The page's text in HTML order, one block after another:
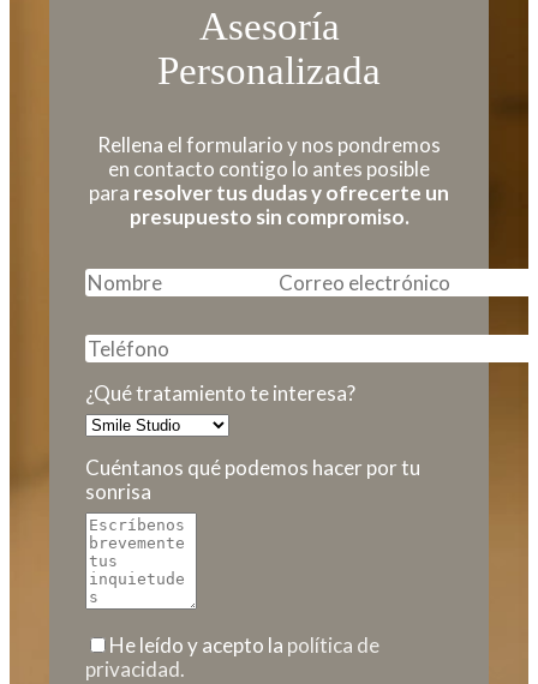
Asesoría
Personalizada
Rellena el formulario y nos pondremos
en contacto contigo lo antes posible
para resolver tus dudas y ofrecerte un
presupuesto sin compromiso.
¿Qué tratamiento te interesa?
Cuéntanos qué podemos hacer por tu
sonrisa
He leído y acepto la política de
privacidad.